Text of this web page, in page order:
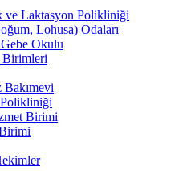
ve Laktasyon Polikliniği
Lohusa) Odaları
Okulu
Birimleri
Polikliniği
Birimi